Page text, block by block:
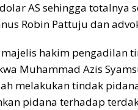
AS sehingga totalnya
Robin Pattuju dan
hakim pengadilan
Muhammad Azis
melakukan tindak
pidana terhadap